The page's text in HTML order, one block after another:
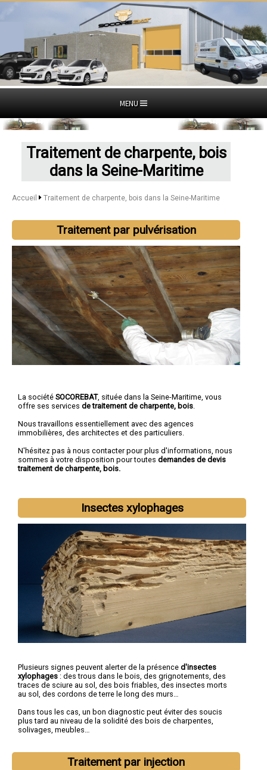
MENU
Traitement de charpente, bois
dans la Seine-Maritime
Accueil Traitement de charpente, bois dans la Seine-Maritime
Traitement par pulvérisation
La société SOCOREBAT, située dans la Seine-Maritime, vous
offre ses services de traitement de charpente, bois
Nous travaillons essentiellement avec des agences
immobilières, des architectes et des particuliers.
N'hésitez pas à nous contacter pour plus d'informations, nous
sommes à votre disposition pour toutes demandes de devis
traitement de charpente, bois.
Insectes xylophages
Plusieurs signes peuvent alerter de la présence d'insectes
xylophages : des trous dans le bois, des grignotements, des
traces de sciure au sol, des bois friables, des insectes morts
au sol, des cordons de terre le long des murs…
Dans tous les cas, un bon diagnostic peut éviter des soucis
plus tard au niveau de la solidité des bois de charpentes,
solivages, meubles…
Traitement par injection